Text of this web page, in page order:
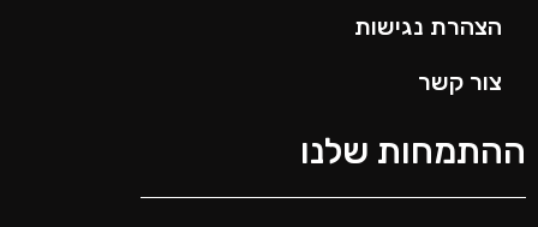
הצהרת נגישות
צור קשר
ההתמחות שלנו